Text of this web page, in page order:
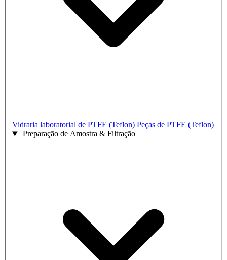
Vidraria laboratorial de PTFE (Teflon) Peças de PTFE (Teflon)
Preparação de Amostra & Filtração